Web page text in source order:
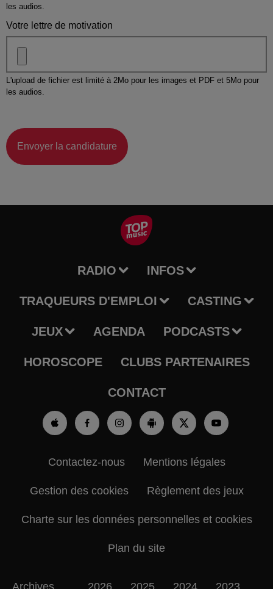
les audios.
Votre lettre de motivation
L'upload de fichier est limité à 2Mo pour les images et PDF et 5Mo pour
les audios.
Envoyer la candidature
RADIO INFOS
TRAQUEURS D'EMPLOI CASTING
JEUX AGENDA PODCASTS
HOROSCOPE CLUBS PARTENAIRES
CONTACT
Contactez-nous Mentions légales
Gestion des cookies Règlement des jeux
Charte sur les données personnelles et cookies
Plan du site
Archives 2026 2025 2024 2023